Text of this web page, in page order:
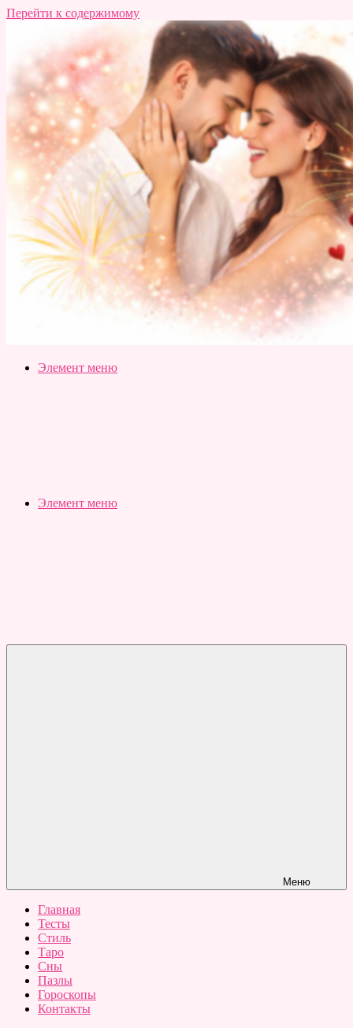
Перейти к содержимому
Slubovju.ru
Бесплатные
Элемент меню
Элемент меню
Меню
Главная
Тесты
Стиль
Таро
Сны
Пазлы
Гороскопы
Контакты